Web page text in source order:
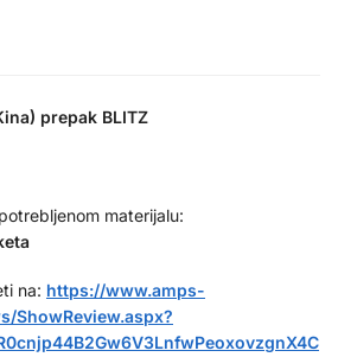
prepak BLITZ
materijalu:
na: https://www.amps-
ShowReview.aspx?